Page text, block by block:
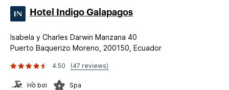
Hotel Indigo Galapagos
Isabela y Charles Darwin Manzana 40
Puerto Baquerizo Moreno, 200150, Ecuador
4.50 (47 reviews)
Hồ bơi Spa